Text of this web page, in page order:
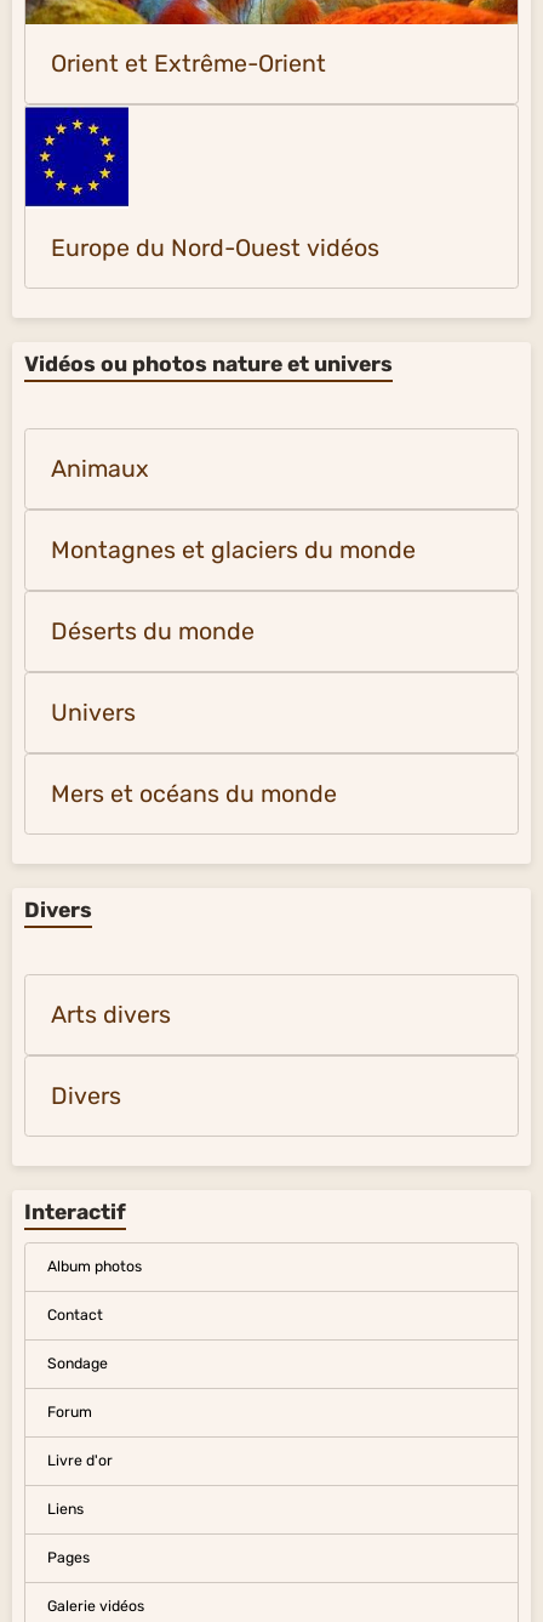
Orient et Extrême-Orient
Europe du Nord-Ouest vidéos
Vidéos ou photos nature et univers
Animaux
Montagnes et glaciers du monde
Déserts du monde
Univers
Mers et océans du monde
Divers
Arts divers
Divers
Interactif
Album photos
Contact
Sondage
Forum
Livre d'or
Liens
Pages
Galerie vidéos